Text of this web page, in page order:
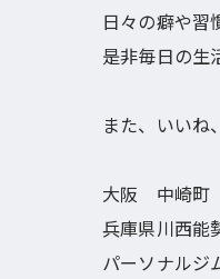
日々の癖や習
是非毎日の生
また、いい
大阪 中崎町
兵庫県川西能
パーソナルジ